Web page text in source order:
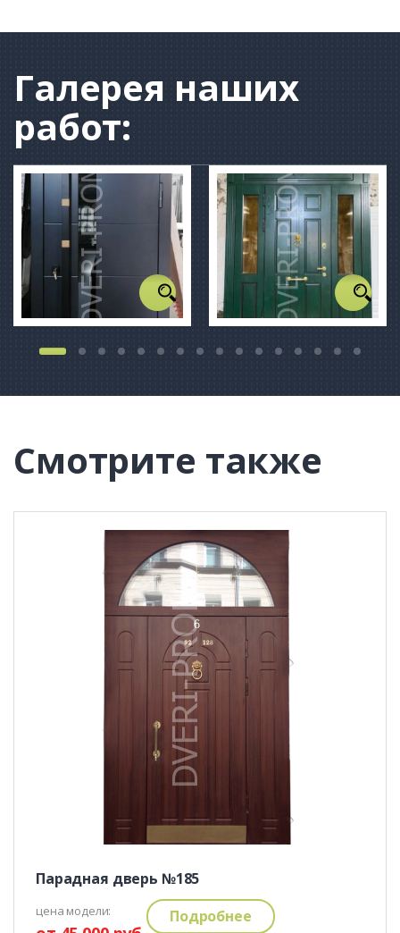
Галерея наших
работ:
Смотрите также
Парадная дверь №185
цена модели: Подробнее